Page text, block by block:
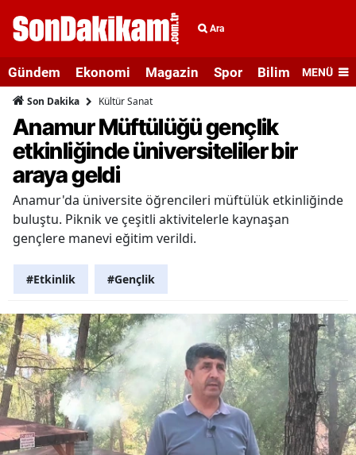
Ara
Gündem Ekonomi Magazin Spor Bilim veMENÜ
Son Dakika Kültür Sanat
Anamur Müftülüğü gençlik
etkinliğinde üniversiteliler bir
araya geldi
Anamur'da üniversite öğrencileri müftülük etkinliğinde
buluştu. Piknik ve çeşitli aktivitelerle kaynaşan
gençlere manevi eğitim verildi.
#Etkinlik #Gençlik